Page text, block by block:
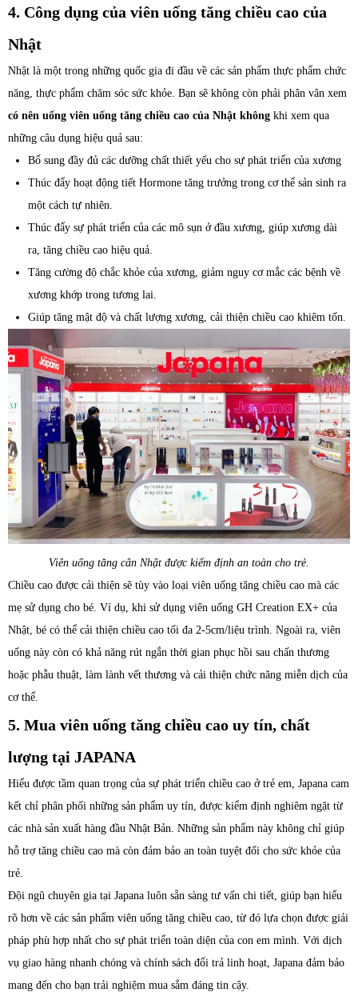
4. Công dụng của viên uống tăng chiều cao của
Nhật
Nhật là một trong những quốc gia đi đầu về các sản phẩm thực phẩm chức
năng, thực phẩm chăm sóc sức khỏe. Bạn sẽ không còn phải phân vân xem
có nên uống viên uống tăng chiều cao của Nhật không khi xem qua
những câu dụng hiệu quả sau:
Bổ sung đầy đủ các dưỡng chất thiết yếu cho sự phát triển của xương
Thúc đẩy hoạt động tiết Hormone tăng trưởng trong cơ thể sản sinh ra
một cách tự nhiên.
Thúc đẩy sự phát triển của các mô sụn ở đầu xương, giúp xương dài
ra, tăng chiều cao hiệu quả.
Tăng cường độ chắc khỏe của xương, giảm nguy cơ mắc các bệnh về
xương khớp trong tương lai.
Giúp tăng mật độ và chất lượng xương, cải thiện chiều cao khiêm tốn.
Viên uống tăng cân Nhật được kiểm định an toàn cho trẻ.
Chiều cao được cải thiện sẽ tùy vào loại viên uống tăng chiều cao mà các
mẹ sử dụng cho bé. Ví dụ, khi sử dụng viên uống GH Creation EX+ của
Nhật, bé có thể cải thiện chiều cao tối đa 2-5cm/liệu trình. Ngoài ra, viên
uống này còn có khả năng rút ngắn thời gian phục hồi sau chấn thương
hoặc phẫu thuật, làm lành vết thương và cải thiện chức năng miễn dịch của
cơ thể.
5. Mua viên uống tăng chiều cao uy tín, chất
lượng tại JAPANA
Hiểu được tầm quan trọng của sự phát triển chiều cao ở trẻ em, Japana cam
kết chỉ phân phối những sản phẩm uy tín, được kiểm định nghiêm ngặt từ
các nhà sản xuất hàng đầu Nhật Bản. Những sản phẩm này không chỉ giúp
hỗ trợ tăng chiều cao mà còn đảm bảo an toàn tuyệt đối cho sức khỏe của
trẻ.
Đội ngũ chuyên gia tại Japana luôn sẵn sàng tư vấn chi tiết, giúp bạn hiểu
rõ hơn về các sản phẩm viên uống tăng chiều cao, từ đó lựa chọn được giải
pháp phù hợp nhất cho sự phát triển toàn diện của con em mình. Với dịch
vụ giao hàng nhanh chóng và chính sách đổi trả linh hoạt, Japana đảm bảo
mang đến cho bạn trải nghiệm mua sắm đáng tin cậy.